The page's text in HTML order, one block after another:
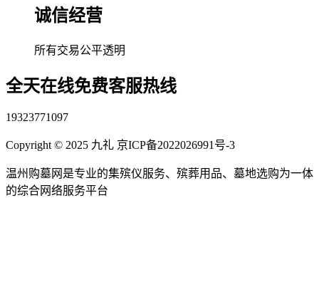
诚信经营
所有交易公平透明
全天在线免费客服热线
19323771097
Copyright © 2025 九礼 京ICP备2022026991号-3
温州购墓网是专业的集殡仪服务、殡葬用品、墓地选购为一体
的综合网络服务平台